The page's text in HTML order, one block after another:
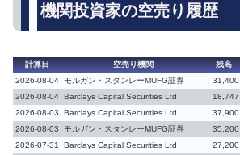
機関投資家の空売り履歴
計算日 空売り機関 残高
2026-08-04 モルガン・スタンレーMUFG証券 31,400
2026-08-04 Barclays Capital Securities Ltd 18,747
2026-08-03 Barclays Capital Securities Ltd 37,900
2026-08-03 モルガン・スタンレーMUFG証券 35,200
2026-07-31 Barclays Capital Securities Ltd 27,200